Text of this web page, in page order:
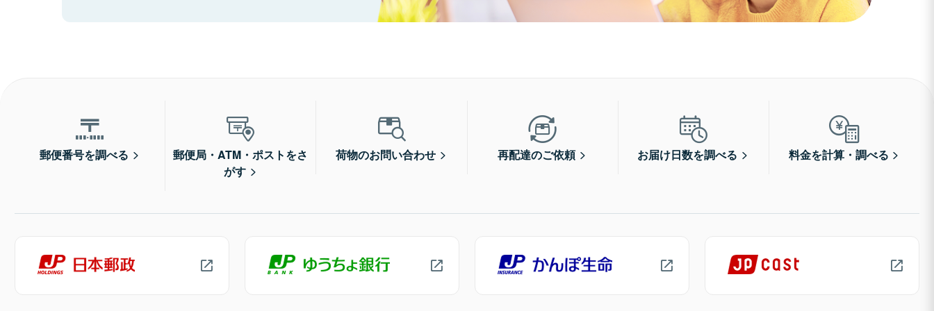
郵便番号を調べる
郵便局・ATM・ポストをさ
がす
荷物のお問い合わせ 再配達のご依頼 お届け日数を調べる 料金を計算・調べる